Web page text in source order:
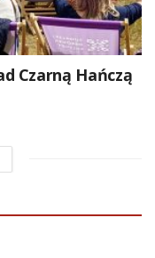
Czarną Hańczą